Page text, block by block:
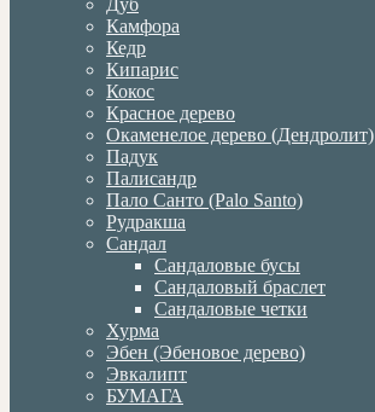
Дуб
Камфора
Кедр
Кипарис
Кокос
Красное дерево
Окаменелое дерево (Дендролит)
Падук
Палисандр
Пало Санто (Palo Santo)
Рудракша
Сандал
Сандаловые бусы
Сандаловый браслет
Сандаловые четки
Хурма
Эбен (Эбеновое дерево)
Эвкалипт
БУМАГА